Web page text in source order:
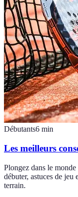
Débutants6 min
Les meilleurs
Plongez dans le
débuter, astuces de jeu
terrain.